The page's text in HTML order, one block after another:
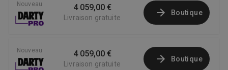
Nouveau 4 059,00 €
Livraison gratuite
Boutique
Nouveau 4 059,00 €
Livraison gratuite
Boutique